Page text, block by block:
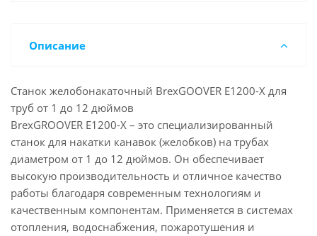
Описание
Станок желобонакаточный BrexGOOVER E1200-Х для
труб от 1 до 12 дюймов
BrexGROOVER E1200-X – это специализированный
станок для накатки канавок (желобков) на трубах
диаметром от 1 до 12 дюймов. Он обеспечивает
высокую производительность и отличное качество
работы благодаря современным технологиям и
качественным компонентам. Применяется в системах
отопления, водоснабжения, пожаротушения и